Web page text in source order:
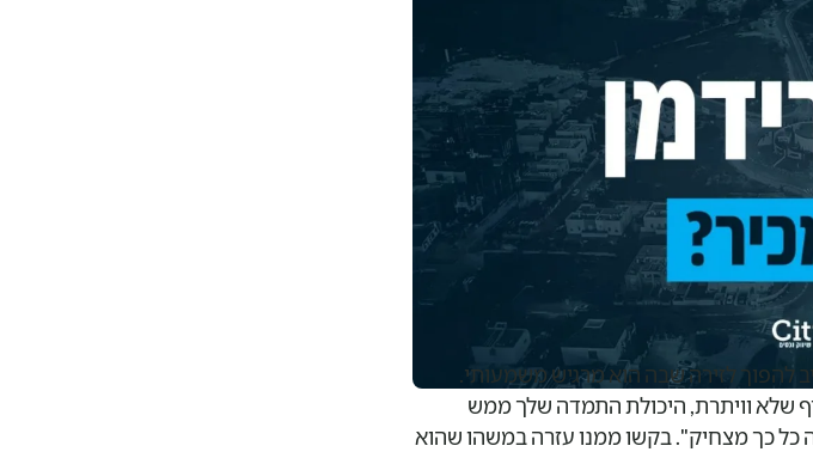
להפוך לזירה שבה הוא מרגיש משמעותי.
שלא וויתרת, היכולת התמדה שלך ממש
כך מצחיק". בקשו ממנו עזרה במשהו שהוא